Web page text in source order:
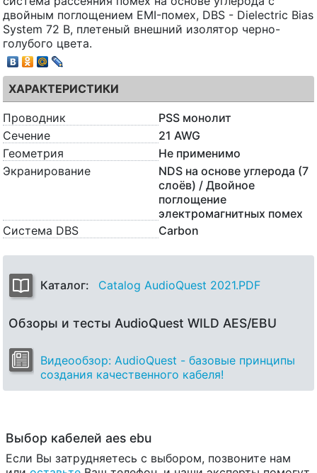
двойным поглощением EMI-помех, DBS - Dielectric Bias
System 72 В, плетеный внешний изолятор черно-
голубого цвета.
ХАРАКТЕРИСТИКИ
Проводник
PSS монолит
Сечение
21 AWG
Геометрия
Не применимо
Экранирование
NDS на основе углерода (7
слоёв) / Двойное
поглощение
электромагнитных помех
Система DBS
Carbon
Каталог: Catalog AudioQuest 2021.PDF
Обзоры и тесты AudioQuest WILD AES/EBU
Видеообзор: AudioQuest - базовые принципы
создания качественного кабеля!
Выбор кабелей aes ebu
Если Вы затрудняетесь с выбором, позвоните нам